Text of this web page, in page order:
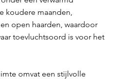
koudere maanden,
open haarden, waardoor
toevluchtsoord is voor het
omvat een stijlvolle